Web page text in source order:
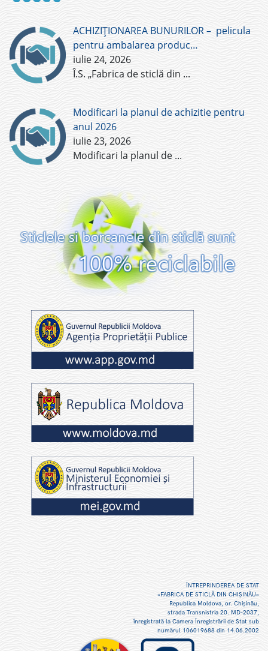
ACHIZIȚIONAREA BUNURILOR – pelicula
pentru ambalarea produc…
iulie 24, 2026
Î.S. „Fabrica de sticlă din ...
Modificari la planul de achizitie pentru
anul 2026
iulie 23, 2026
Modificari la planul de ...
ÎNTREPRINDEREA DE STAT
«FABRICA DE STICLĂ DIN CHIŞINĂU»
Republica Moldova, or. Chişinău,
strada Transnistria 20. MD-2037,
înregistrată la Camera Înregistrării de Stat sub
numărul 106019688 din 14.06.2002